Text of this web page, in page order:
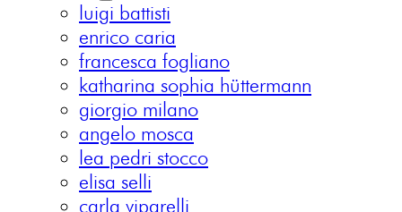
luigi battisti
enrico caria
francesca fogliano
katharina sophia hüttermann
giorgio milano
angelo mosca
lea pedri stocco
elisa selli
carla viparelli